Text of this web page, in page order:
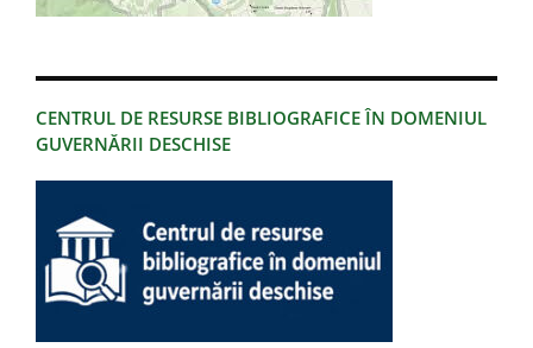
CENTRUL DE RESURSE BIBLIOGRAFICE ÎN DOMENIUL
GUVERNĂRII DESCHISE